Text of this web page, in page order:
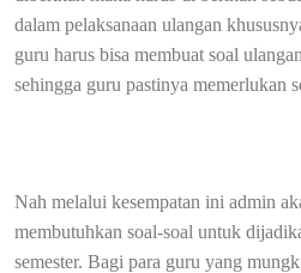
dalam pelaksanaan ulangan
guru harus bisa membuat soal
sehingga guru pastinya memerlukan
Nah melalui kesempatan ini admin
membutuhkan soal-soal untuk
semester. Bagi para guru yang